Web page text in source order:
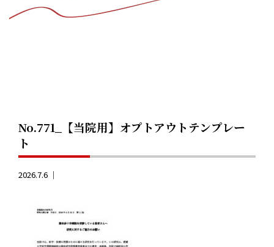
No.771_【当院用】オプトアウトテンプレー
ト
2026.7.6 ｜